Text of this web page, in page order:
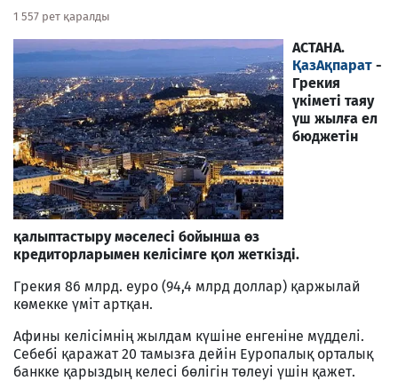
1 557 рет қаралды
АСТАНА.
ҚазАқпарат -
Грекия
үкіметі таяу
үш жылға ел
бюджетін
қалыптастыру мәселесі бойынша өз
кредиторларымен келісімге қол жеткізді.
Грекия 86 млрд. еуро (94,4 млрд доллар) қаржылай
көмекке үміт артқан.
Афины келісімнің жылдам күшіне енгеніне мүдделі.
Себебі қаражат 20 тамызға дейін Еуропалық орталық
банкке қарыздың келесі бөлігін төлеуі үшін қажет.